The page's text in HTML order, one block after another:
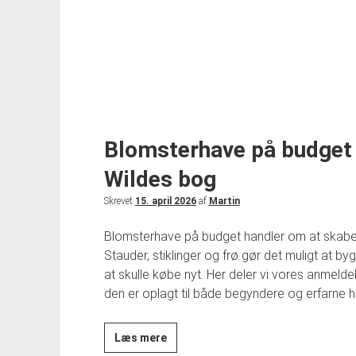
Blomsterhave på
Wildes bog
Skrevet 15. april 2026af Martin
Blomsterhave på budget handler om at
Stauder, stiklinger og frø gør det muligt at
at skulle købe nyt. Her deler vi vores
den er oplagt til både begyndere og erfarne
Læs mereBlomsterhave